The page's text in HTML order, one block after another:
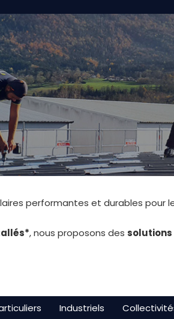
performantes et durables pour
, nous proposons des solutions
Industriels